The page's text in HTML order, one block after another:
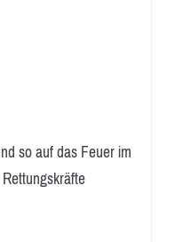
so auf das Feuer im